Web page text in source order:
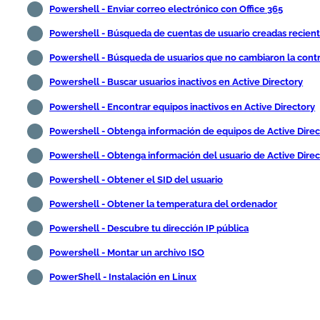
Powershell - Enviar correo electrónico con Office 365
Powershell - Búsqueda de cuentas de usuario creadas
Powershell - Búsqueda de usuarios que no cambiaron la
Powershell - Buscar usuarios inactivos en Active Directory
Powershell - Encontrar equipos inactivos en Active Directory
Powershell - Obtenga información de equipos de Active
Powershell - Obtenga información del usuario de Active
Powershell - Obtener el SID del usuario
Powershell - Obtener la temperatura del ordenador
Powershell - Descubre tu dirección IP pública
Powershell - Montar un archivo ISO
PowerShell - Instalación en Linux